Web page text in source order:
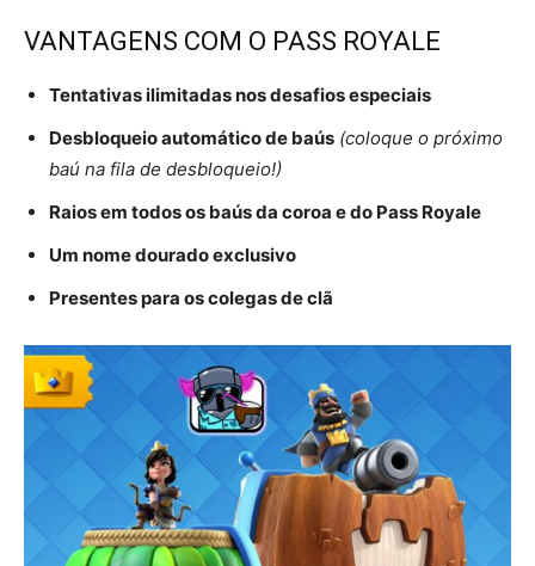
VANTAGENS COM O PASS ROYALE
Tentativas ilimitadas nos desafios especiais
Desbloqueio automático de baús (coloque o próximo
baú na fila de desbloqueio!)
Raios em todos os baús da coroa e do Pass Royale
Um nome dourado exclusivo
Presentes para os colegas de clã